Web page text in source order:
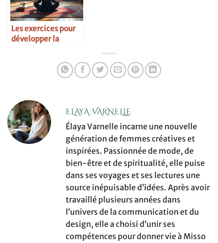
Les exercices pour
développer la
ELAYA VARNELLE
Élaya Varnelle incarne une nouvelle
génération de femmes créatives et
inspirées. Passionnée de mode, de
bien-être et de spiritualité, elle puise
dans ses voyages et ses lectures une
source inépuisable d’idées. Après avoir
travaillé plusieurs années dans
l’univers de la communication et du
design, elle a choisi d’unir ses
compétences pour donner vie à Misso